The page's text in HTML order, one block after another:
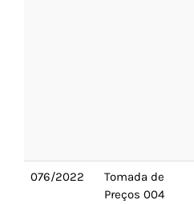
076/2022
Tomada de
Preços 004